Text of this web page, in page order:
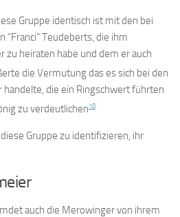
Gruppe identisch ist mit den bei
“Franci” Teudeberts, die ihm
zu heiraten habe und dem er auch
die Vermutung das es sich bei den
die ein Ringschwert führten
zu verdeutlichen10
Gruppe zu identifizieren, ihr
auch die Merowinger von ihrem